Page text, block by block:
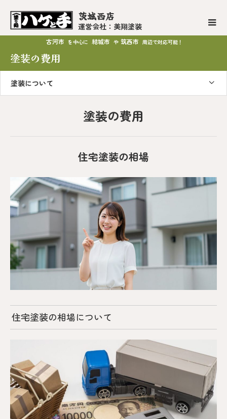
茨城西店
運営会社：美翔塗装
古河市 を中心に 結城市 や 筑西市 周辺で対応可能！
塗装の費用
塗装について
塗装の費用
住宅塗装の相場
住宅塗装の相場について